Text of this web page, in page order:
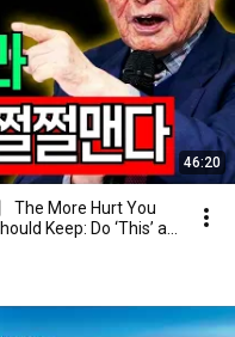
46:20
The More Hurt You
Keep: Do ‘This’ a...